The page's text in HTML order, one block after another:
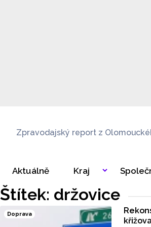
Zpravodajský report z
Aktuálně Kraj
Štítek: držovice
Doprava